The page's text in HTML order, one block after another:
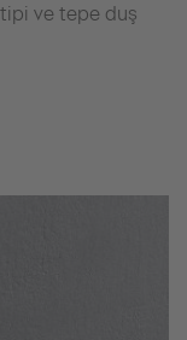
ve tepe duş